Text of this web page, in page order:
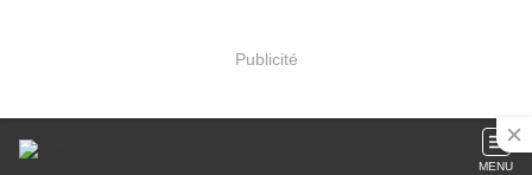
Publicité
MENU